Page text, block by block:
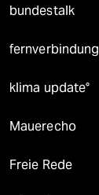
bundestalk
fernverbindung
klima update°
Mauerecho
Freie Rede